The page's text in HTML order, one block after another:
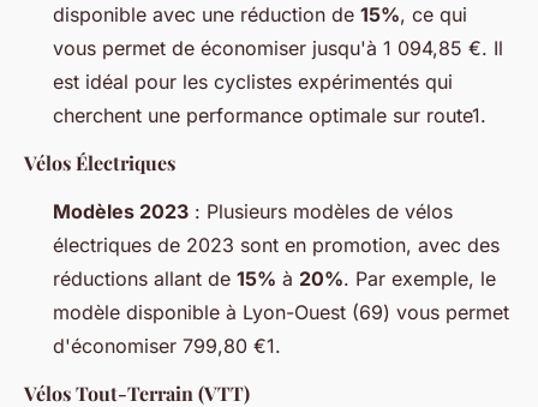
disponible avec une réduction de 15%, ce qui
vous permet de économiser jusqu'à 1 094,85 €. Il
est idéal pour les cyclistes expérimentés qui
cherchent une performance optimale sur route1.
Vélos Électriques
Modèles 2023 : Plusieurs modèles de vélos
électriques de 2023 sont en promotion, avec des
réductions allant de 15% à 20%. Par exemple, le
modèle disponible à Lyon-Ouest (69) vous permet
d'économiser 799,80 €1.
Vélos Tout-Terrain (VTT)